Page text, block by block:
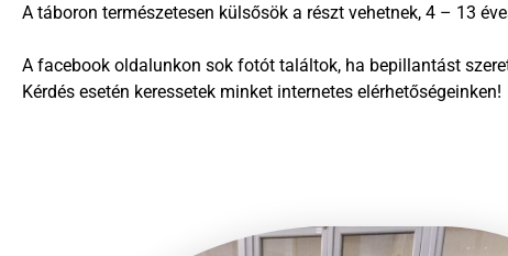
A táboron természetesen külsősök a részt vehetnek, 4 – 13
A facebook oldalunkon sok fotót találtok, ha bepillantást
Kérdés esetén keressetek minket internetes elérhetőségeinken!